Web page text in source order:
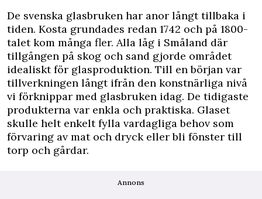
De svenska glasbruken har anor långt tillbaka i
tiden. Kosta grundades redan 1742 och på 1800-
talet kom många fler. Alla låg i Småland där
tillgången på skog och sand gjorde området
idealiskt för glasproduktion. Till en början var
tillverkningen långt ifrån den konstnärliga nivå
vi förknippar med glasbruken idag. De tidigaste
produkterna var enkla och praktiska. Glaset
skulle helt enkelt fylla vardagliga behov som
förvaring av mat och dryck eller bli fönster till
torp och gårdar.
Annons